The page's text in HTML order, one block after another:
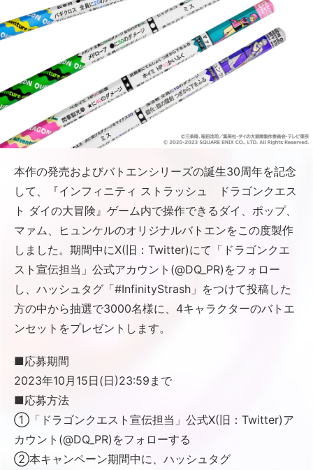
本作の発売およびバトエンシリーズの誕生30周年を記念
して、『インフィニティ ストラッシュ ドラゴンクエス
ト ダイの大冒険』ゲーム内で操作できるダイ、ポップ、
マァム、ヒュンケルのオリジナルバトエンをこの度製作
しました。期間中にX(旧：Twitter)にて「ドラゴンクエ
スト宣伝担当」公式アカウント(@DQ_PR)をフォロー
し、ハッシュタグ「#InfinityStrash」をつけて投稿した
方の中から抽選で3000名様に、4キャラクターのバトエ
ンセットをプレゼントします。
■応募期間
2023年10月15日(日)23:59まで
■応募方法
①「ドラゴンクエスト宣伝担当」公式X(旧：Twitter)ア
カウント(@DQ_PR)をフォローする
②本キャンペーン期間中に、ハッシュタグ